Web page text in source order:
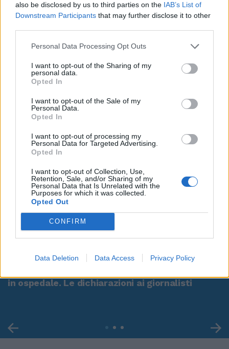
also be disclosed by us to third parties on the IAB’s List of
Downstream Participants that may further disclose it to other
Personal Data Processing Opt Outs
I want to opt-out of the Sharing of my
personal data.
Opted In
I want to opt-out of the Sale of my
Personal Data.
Opted In
I want to opt-out of processing my
Personal Data for Targeted Advertising.
Opted In
I want to opt-out of Collection, Use,
Retention, Sale, and/or Sharing of my
Personal Data that Is Unrelated with the
Purposes for which it was collected.
Opted Out
CONFIRM
Data Deletion Data Access Privacy Policy
in ospedale. Le dichiarazioni ai giornalisti